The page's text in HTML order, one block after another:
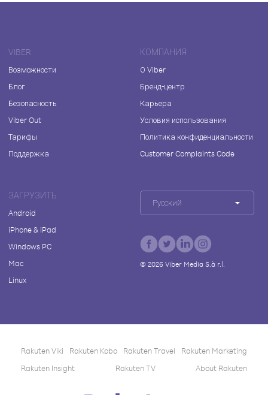
VIBER
Возможности
Блог
Безопасность
Viber Out
Тарифы
Поддержка
КОМПАНИЯ
О Viber
Бренд-центр
Карьера
Условия использования
Политика конфиденциальности
Customer Complaints Code
ЗАГРУЗИТЬ
Android
iPhone & iPad
Windows PC
Mac
Linux
Русский
© 2026Viber Media S.à r.l.
Rakuten Viki Rakuten Kobo Rakuten Travel
Rakuten Marketing
Rakuten Insight
Rakuten TV About Rakuten